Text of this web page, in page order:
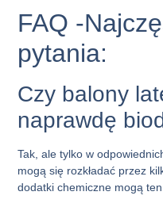
FAQ -
pytania:
Czy balony
naprawdę
Tak, ale tylko w
mogą się rozkładać przez
dodatki chemiczne mogą